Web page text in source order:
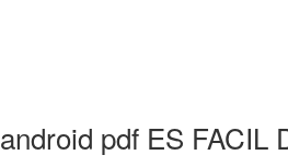
pdf ES FACIL